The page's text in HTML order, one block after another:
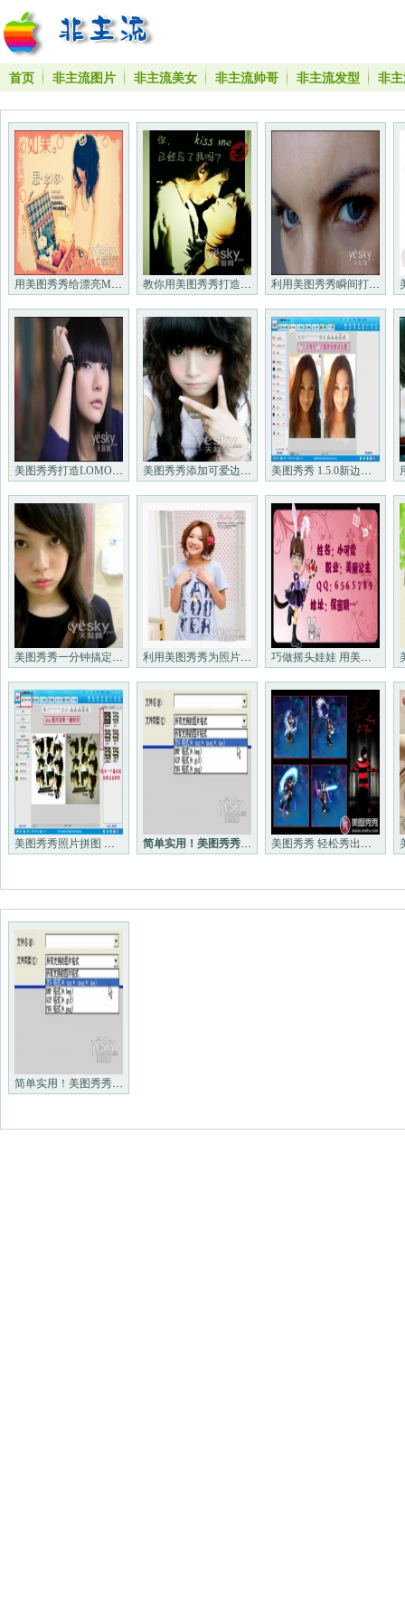
首页 非主流图片 非主流美女 非主流帅哥 非主流发型 非
用美图秀秀给漂亮MM打造撕边效果 教你用美图秀秀打造非主流男女甜蜜KISS 利用美图秀秀瞬间打造完美女人
美图秀秀打造LOMO淡雅唯美中性色 美图秀秀添加可爱边框轻松成为自拍达人 美图秀秀 1.5.0新边框自适应图片大小
美图秀秀一分钟搞定QQ空间炫丽相册 利用美图秀秀为照片打造梦幻边框 巧做摇头娃娃 用美图秀秀打造可爱名片
美图秀秀照片拼图 我秀自恋狂 简单实用！美图秀秀疑问解析 美图秀秀 轻松秀出我的游戏舞步
简单实用！美图秀秀疑问解析